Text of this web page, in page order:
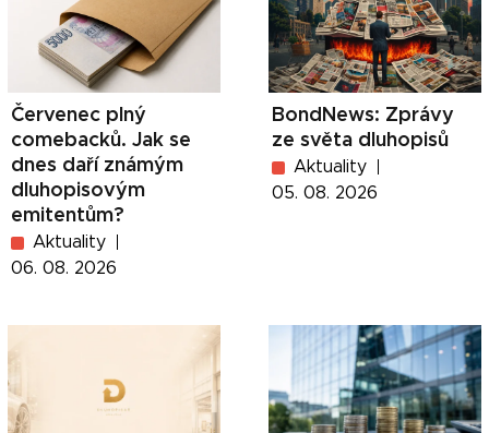
Červenec plný
comebacků. Jak se
dnes daří známým
dluhopisovým
emitentům?
Aktuality
06. 08. 2026
BondNews: Zprávy
ze světa dluhopisů
Aktuality
05. 08. 2026